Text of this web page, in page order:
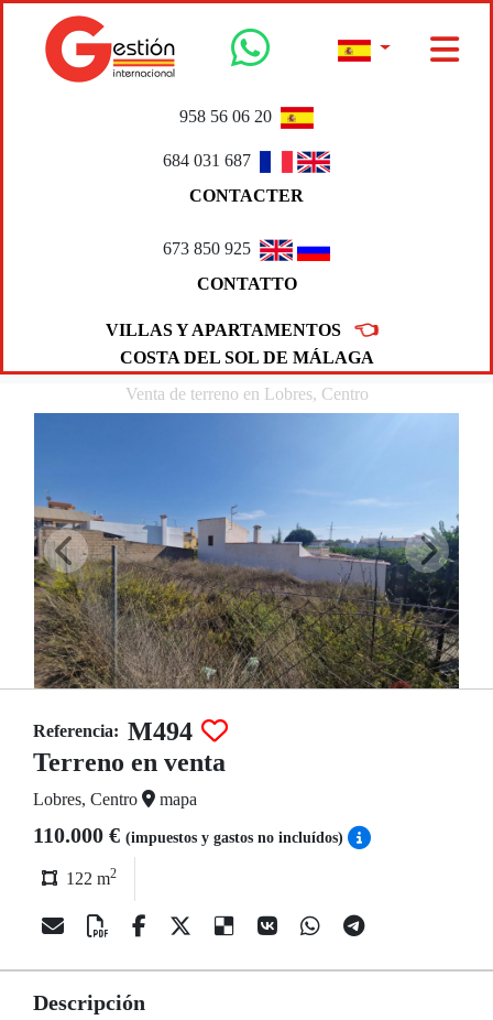
958 56 06 20
684 031 687
CONTACTER
673 850 925
CONTATTO
VILLAS Y APARTAMENTOS 👈
COSTA DEL SOL DE MÁLAGA
Venta de terreno en Lobres, Centro
Referencia: M494
Terreno en venta
Lobres, Centro mapa
110.000 € (impuestos y gastos no incluídos)
122 m2
Descripción